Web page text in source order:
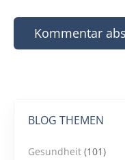
BLOG THEMEN
Gesundheit (101)